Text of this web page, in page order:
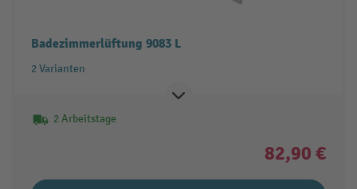
Badezimmerlüftung 9083 L
2 Varianten
2 Arbeitstage
82,90 €